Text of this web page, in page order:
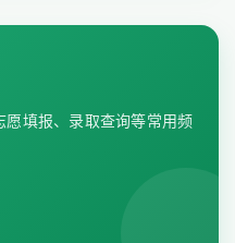
填报、录取查询等常用频